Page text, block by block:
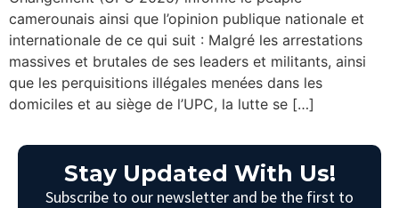
camerounais ainsi que l’opinion publique nationale et
internationale de ce qui suit : Malgré les arrestations
massives et brutales de ses leaders et militants, ainsi
que les perquisitions illégales menées dans les
domiciles et au siège de l’UPC, la lutte se […]
Stay Updated With Us!
Subscribe to our newsletter and be the first to